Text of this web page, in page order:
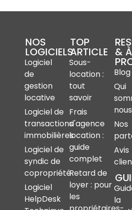
NOS
LOGICIELS
Logiciel
de
gestion
locative
Logiciel de
transactions
immobilières
Logiciel de
syndic de
copropriété
Logiciel
HelpDesk
TOP
ARTICLE
Sous-
location :
tout
savoir
Frais
d'agence
location :
guide
complet
Retard de
loyer : pour
les
& À
Blog
Qui
Nos
Avis
la